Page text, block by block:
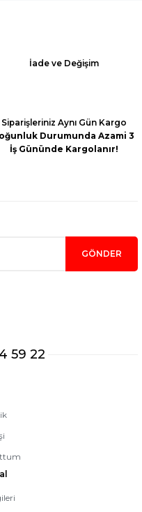
İade ve Değişim
Siparişleriniz Aynı Gün Kargo
Durumunda Azami 3
İş Gününde Kargolanır!
GÖNDER
59 22